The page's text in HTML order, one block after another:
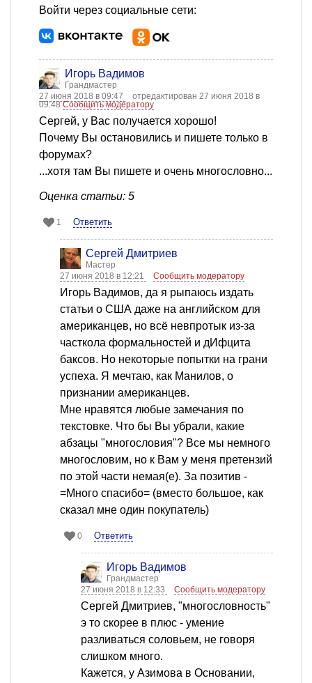
Войти через социальные сети:
Игорь Вадимов
Грандмастер
27 июня 2018 в 09:47
отредактирован 27 июня 2018 в
09:48Сообщить модератору
Сергей, у Вас получается хорошо!
Почему Вы остановились и пишете только в
форумах?
...хотя там Вы пишете и очень многословно...
Оценка статьи: 5
1 Ответить
Сергей Дмитриев
Мастер
27 июня 2018 в 12:21
Сообщить модератору
Игорь Вадимов, да я рыпаюсь издать
статьи о США даже на английском для
американцев, но всё невпротык из-за
часткола формальностей и дИфцита
баксов. Но некоторые попытки на грани
успеха. Я мечтаю, как Манилов, о
признании американцев.
Мне нравятся любые замечания по
текстовке. Что бы Вы убрали, какие
абзацы "многословия"? Все мы немного
многословим, но к Вам у меня претензий
по этой части немая(е). За позитив -
=Много спасибо= (вместо большое, как
сказал мне один покупатель)
0 Ответить
Игорь Вадимов
Грандмастер
27 июня 2018 в 12:33
Сообщить модератору
Сергей Дмитриев, "многословность"
э то скорее в плюс - умение
разливаться соловьем, не говоря
слишком много.
Кажется, у Азимова в Основании,